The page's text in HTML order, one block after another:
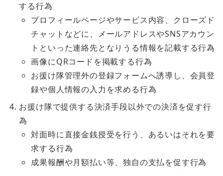
する行為
プロフィールページやサービス内容、クローズド
チャットなどに、メールアドレスやSNSアカウン
トといった連絡先となりうる情報を記載する行為
画像にQRコードを掲載する行為
お援け隊管理外の登録フォームへ誘導し、会員登
録や個人情報の入力を求める行為
お援け隊で提供する決済手段以外での決済を促す行
為
対面時に直接金銭授受を行う、あるいはそれを要
求する行為
成果報酬や月額払い等、独自の支払を促す行為